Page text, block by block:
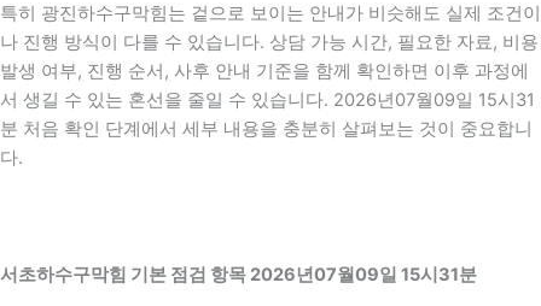
특히 광진하수구막힘는 겉으로 보이는 안내가 비슷해도 실제 조건이
나 진행 방식이 다를 수 있습니다. 상담 가능 시간, 필요한 자료, 비용
발생 여부, 진행 순서, 사후 안내 기준을 함께 확인하면 이후 과정에
서 생길 수 있는 혼선을 줄일 수 있습니다. 2026년07월09일 15시31
분 처음 확인 단계에서 세부 내용을 충분히 살펴보는 것이 중요합니
다.
서초하수구막힘 기본 점검 항목 2026년07월09일 15시31분